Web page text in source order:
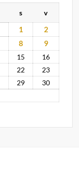
s v
1
2
8 9
15
16
22
23
29
30